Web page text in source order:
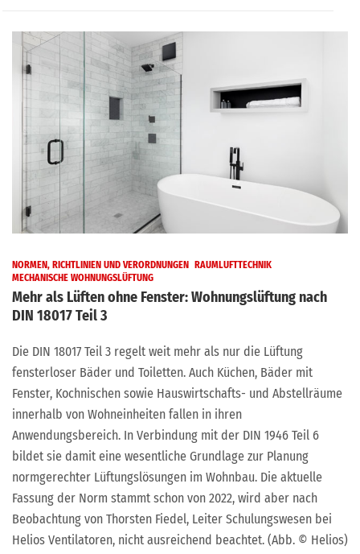
NORMEN, RICHTLINIEN UND VERORDNUNGEN
RAUMLUFTTECHNIK
MECHANISCHE WOHNUNGSLÜFTUNG
Mehr als Lüften ohne Fenster: Wohnungslüftung nach
DIN 18017 Teil 3
Die DIN 18017 Teil 3 regelt weit mehr als nur die Lüftung
fensterloser Bäder und Toiletten. Auch Küchen, Bäder mit
Fenster, Kochnischen sowie Hauswirtschafts- und Abstellräume
innerhalb von Wohneinheiten fallen in ihren
Anwendungsbereich. In Verbindung mit der DIN 1946 Teil 6
bildet sie damit eine wesentliche Grundlage zur Planung
normgerechter Lüftungslösungen im Wohnbau. Die aktuelle
Fassung der Norm stammt schon von 2022, wird aber nach
Beobachtung von Thorsten Fiedel, Leiter Schulungswesen bei
Helios Ventilatoren, nicht ausreichend beachtet. (Abb. © Helios)